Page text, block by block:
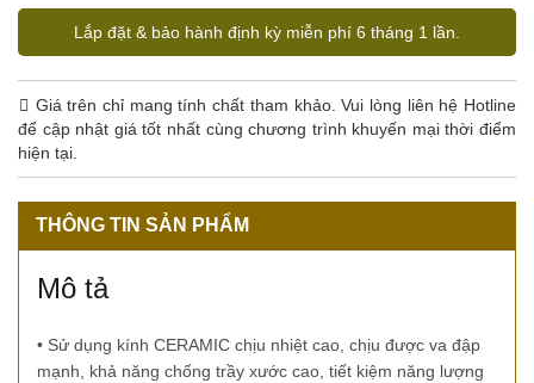
Lắp đặt & bảo hành định kỳ miễn phí 6 tháng 1 lần.
Giá trên chỉ mang tính chất tham khảo. Vui lòng liên hệ Hotline
để cập nhật giá tốt nhất cùng chương trình khuyến mại thời điểm
hiện tại.
THÔNG TIN SẢN PHẨM
Mô tả
• Sử dụng kính CERAMIC chịu nhiệt cao, chịu được va đập
mạnh, khả năng chống trầy xước cao, tiết kiệm năng lượng